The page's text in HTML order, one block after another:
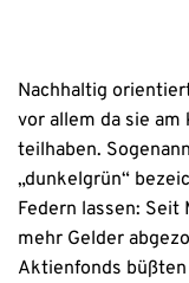
Nachhaltig
vor allem da sie
teilhaben.
„dunkelgrün“
Federn lassen:
mehr Gelder
Aktienfonds